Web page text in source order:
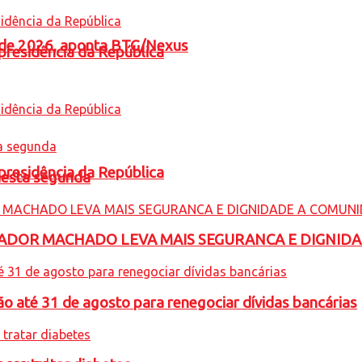
2026, aponta BTG/Nexus
da República
da República
segunda
MACHADO LEVA MAIS SEGURANCA E
até 31 de agosto para renegociar dívidas bancárias